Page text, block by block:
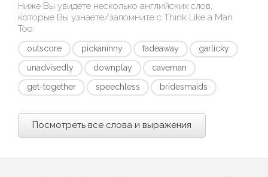
Ниже Вы увидете несколько английских слов,
которые Вы узнаете/запомните с Think Like a Man
Too:
outscore pickaninny fadeaway
garlicky
unadvisedly
downplay
caveman
get-together
speechless bridesmaids
Посмотреть все слова и выражения